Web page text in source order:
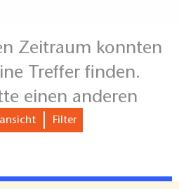
Zeitraum konnten
Treffer finden.
einen anderen
Filter